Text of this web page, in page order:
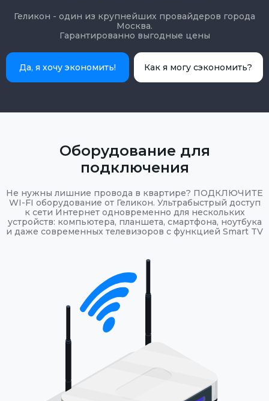
Геликон - один из крупнейших провайдеров города
Москва.
Гарантированно выгодные цены
Да, я хочу экономить! Как я могу сэкономить?
Оборудование для
подключения
Не нужны лишние провода в квартире? ПОДКЛЮЧИТЕ
WI-FI оборудование от Геликон. Ультрабыстрый доступ
к сети Интернет одновременно для нескольких
устройств: компьютера, планшета, смартфона, ноутбука
и даже современных телевизоров с функцией Smart TV